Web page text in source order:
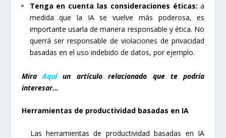
Tenga en cuenta las consideraciones éticas: a
medida que la IA se vuelve más poderosa, es
importante usarla de manera responsable y ética. No
querrá ser responsable de violaciones de privacidad
basadas en el uso indebido de datos, por ejemplo.
MiraAquíun artículo relacionado que te podría
interesar…
Herramientas de productividad basadas en IA
Las herramientas de productividad basadas en IA